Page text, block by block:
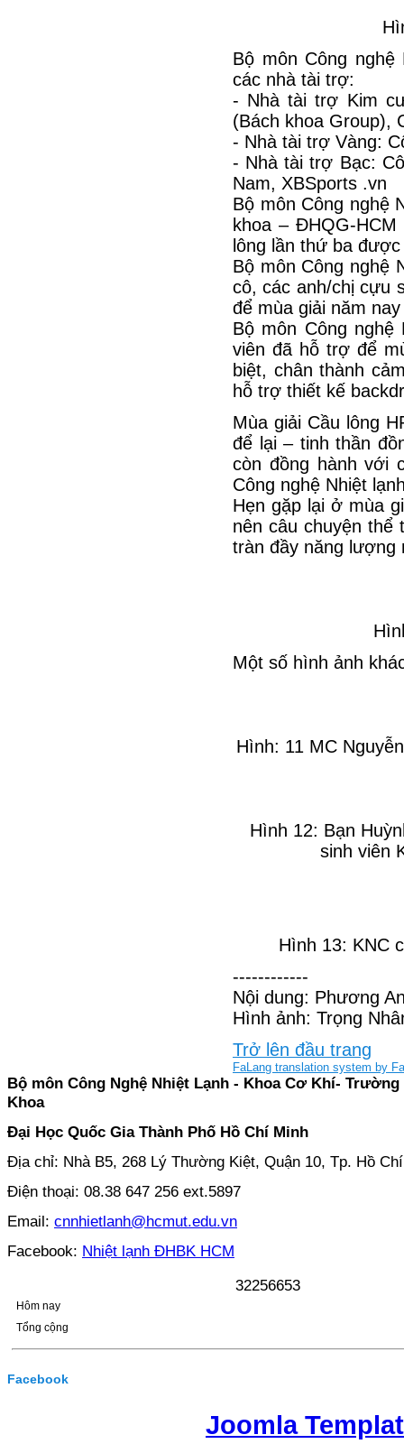
Bộ môn Công
các nhà tài trợ:
- Nhà tài trợ Kim
(Bách khoa Group),
- Nhà tài trợ Vàng:
- Nhà tài trợ Bạc:
Nam, XBSports .vn
Bộ môn Công nghệ
khoa – ĐHQG-
lông lần thứ ba
Bộ môn Công nghệ
cô, các anh/chị cựu
để mùa giải năm
Bộ môn Công
viên đã hỗ trợ để
biệt, chân thành
hỗ trợ thiết kế
Mùa giải Cầu lông
để lại – tinh thần
còn đồng hành với
Công nghệ Nhiệt
Hẹn gặp lại ở mùa
nên câu chuyện
tràn đầy năng lượng
Một số hình ảnh
Hình: 11 MC
Hình 12: Bạn
sinh viên
Hình 13: KNC
------------
Nội dung: Phương
Hình ảnh: Trọng
Trở lên đầu trang
FaLang translation system by
Bộ môn Công Nghệ Nhiệt Lạnh - Khoa Cơ Khí-
Khoa
Đại Học Quốc Gia Thành Phố Hồ Chí Minh
Địa chỉ: Nhà B5, 268 Lý Thường Kiệt, Quận 10, Tp. Hồ
Điện thoại: 08.38 647 256 ext.5897
Email: cnnhietlanh@hcmut.edu.vn
Facebook: Nhiệt lạnh ĐHBK HCM
32256653
Hôm nay
Tổng cộng
Facebook
Joomla